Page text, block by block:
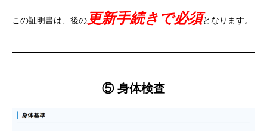
この証明書は、後の 更新手続きで必須となります。
⑤ 身体検査